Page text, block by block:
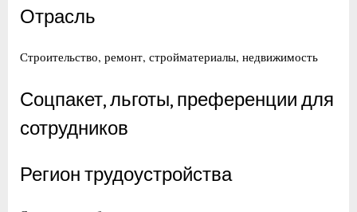
Отрасль
Строительство, ремонт, стройматериалы, недвижимость
Соцпакет, льготы, преференции для
сотрудников
Регион трудоустройства